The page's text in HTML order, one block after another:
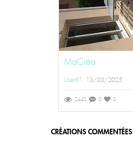
MaCréa
User87, 13/03/2025
2442 0 0
CRÉATIONS